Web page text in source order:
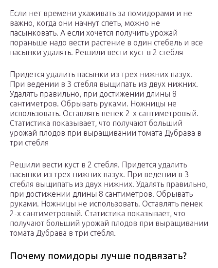
Если нет времени ухаживать за помидорами и не
важно, когда они начнут спеть, можно не
пасынковать. А если хочется получить урожай
пораньше надо вести растение в один стебель и все
пасынки удалять. Решили вести куст в 2 стебля
Придется удалить пасынки из трех нижних пазух.
При ведении в 3 стебля выщипать из двух нижних.
Удалять правильно, при достижении длины 8
сантиметров. Обрывать руками. Ножницы не
использовать. Оставлять пенек 2-х сантиметровый.
Статистика показывает, что получают больший
урожай плодов при выращивании томата Дубрава в
три стебля
Решили вести куст в 2 стебля. Придется удалить
пасынки из трех нижних пазух. При ведении в 3
стебля выщипать из двух нижних. Удалять правильно,
при достижении длины 8 сантиметров. Обрывать
руками. Ножницы не использовать. Оставлять пенек
2-х сантиметровый. Статистика показывает, что
получают больший урожай плодов при выращивании
томата Дубрава в три стебля.
Почему помидоры лучше подвязать?